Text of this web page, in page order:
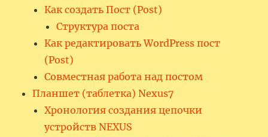
Как создать Пост (Post)
Структура поста
Как редактировать WordPress пост
(Post)
Совместная работа над постом
Планшет (таблетка) Nexus7
Хронология создания цепочки
устройств NEXUS